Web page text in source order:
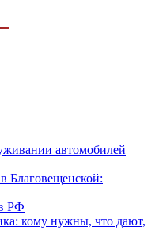
автомобилей
Благовещенской:
РФ
кому нужны, что дают,